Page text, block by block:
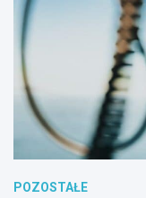
POZOSTAŁE